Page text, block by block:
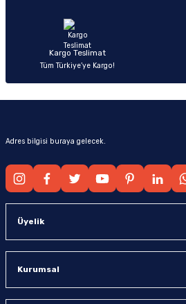
Kargo Teslimat
Tüm Türkiye’ye Kargo!
Adres bilgisi buraya gelecek.
Üyelik
Kurumsal